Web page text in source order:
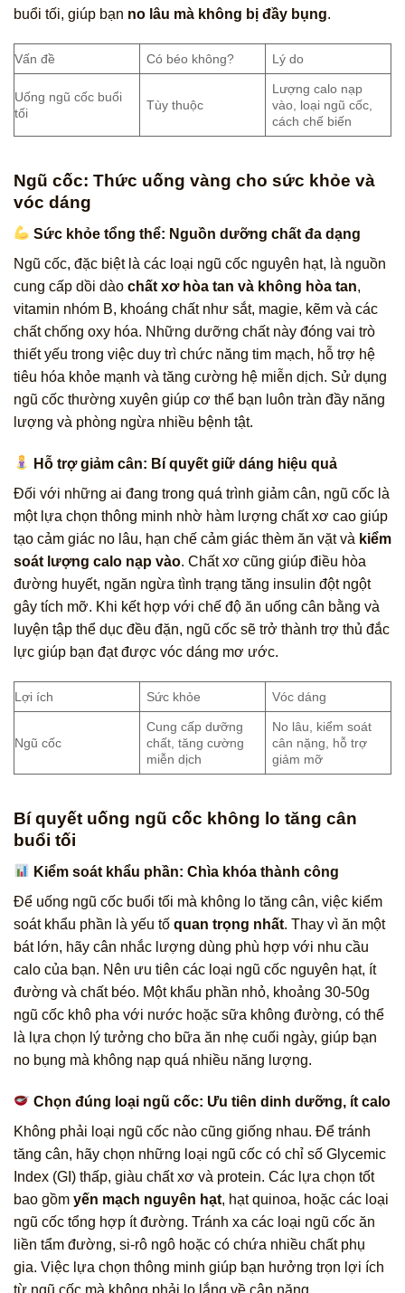
buổi tối, giúp bạn no lâu mà không bị đầy bụng.
Vấn đề Có béo không? Lý do
Uống ngũ cốc buổi
tối
Tùy thuộc
Lượng calo nạp
vào, loại ngũ cốc,
cách chế biến
Ngũ cốc: Thức uống vàng cho sức khỏe và
vóc dáng
Sức khỏe tổng thể: Nguồn dưỡng chất đa dạng
Ngũ cốc, đặc biệt là các loại ngũ cốc nguyên hạt, là nguồn
cung cấp dồi dào chất xơ hòa tan và không hòa tan,
vitamin nhóm B, khoáng chất như sắt, magie, kẽm và các
chất chống oxy hóa. Những dưỡng chất này đóng vai trò
thiết yếu trong việc duy trì chức năng tim mạch, hỗ trợ hệ
tiêu hóa khỏe mạnh và tăng cường hệ miễn dịch. Sử dụng
ngũ cốc thường xuyên giúp cơ thể bạn luôn tràn đầy năng
lượng và phòng ngừa nhiều bệnh tật.
Hỗ trợ giảm cân: Bí quyết giữ dáng hiệu quả
Đối với những ai đang trong quá trình giảm cân, ngũ cốc là
một lựa chọn thông minh nhờ hàm lượng chất xơ cao giúp
tạo cảm giác no lâu, hạn chế cảm giác thèm ăn vặt và kiểm
soát lượng calo nạp vào. Chất xơ cũng giúp điều hòa
đường huyết, ngăn ngừa tình trạng tăng insulin đột ngột
gây tích mỡ. Khi kết hợp với chế độ ăn uống cân bằng và
luyện tập thể dục đều đặn, ngũ cốc sẽ trở thành trợ thủ đắc
lực giúp bạn đạt được vóc dáng mơ ước.
Lợi ích Sức khỏe Vóc dáng
Ngũ cốc
Cung cấp dưỡng
chất, tăng cường
miễn dịch
No lâu, kiểm soát
cân nặng, hỗ trợ
giảm mỡ
Bí quyết uống ngũ cốc không lo tăng cân
buổi tối
Kiểm soát khẩu phần: Chìa khóa thành công
Để uống ngũ cốc buổi tối mà không lo tăng cân, việc kiểm
soát khẩu phần là yếu tố quan trọng nhất. Thay vì ăn một
bát lớn, hãy cân nhắc lượng dùng phù hợp với nhu cầu
calo của bạn. Nên ưu tiên các loại ngũ cốc nguyên hạt, ít
đường và chất béo. Một khẩu phần nhỏ, khoảng 30-50g
ngũ cốc khô pha với nước hoặc sữa không đường, có thể
là lựa chọn lý tưởng cho bữa ăn nhẹ cuối ngày, giúp bạn
no bụng mà không nạp quá nhiều năng lượng.
Chọn đúng loại ngũ cốc: Ưu tiên dinh dưỡng, ít calo
Không phải loại ngũ cốc nào cũng giống nhau. Để tránh
tăng cân, hãy chọn những loại ngũ cốc có chỉ số Glycemic
Index (GI) thấp, giàu chất xơ và protein. Các lựa chọn tốt
bao gồm yến mạch nguyên hạt, hạt quinoa, hoặc các loại
ngũ cốc tổng hợp ít đường. Tránh xa các loại ngũ cốc ăn
liền tẩm đường, si-rô ngô hoặc có chứa nhiều chất phụ
gia. Việc lựa chọn thông minh giúp bạn hưởng trọn lợi ích
từ ngũ cốc mà không phải lo lắng về cân nặng.